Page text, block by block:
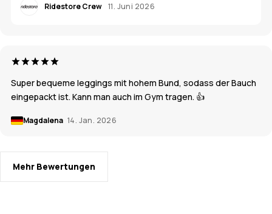
Ridestore Crew 11. Juni 2026
Super bequeme leggings mit hohem Bund, sodass der Bauch
eingepackt ist. Kann man auch im Gym tragen. 👍
Magdalena 14. Jan. 2026
Mehr Bewertungen